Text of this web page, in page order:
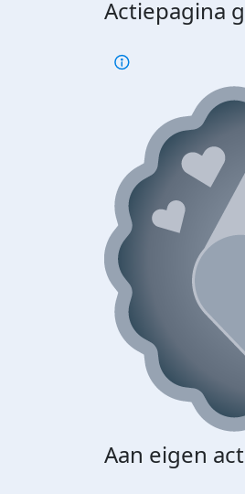
Actiepagina
Aan eigen